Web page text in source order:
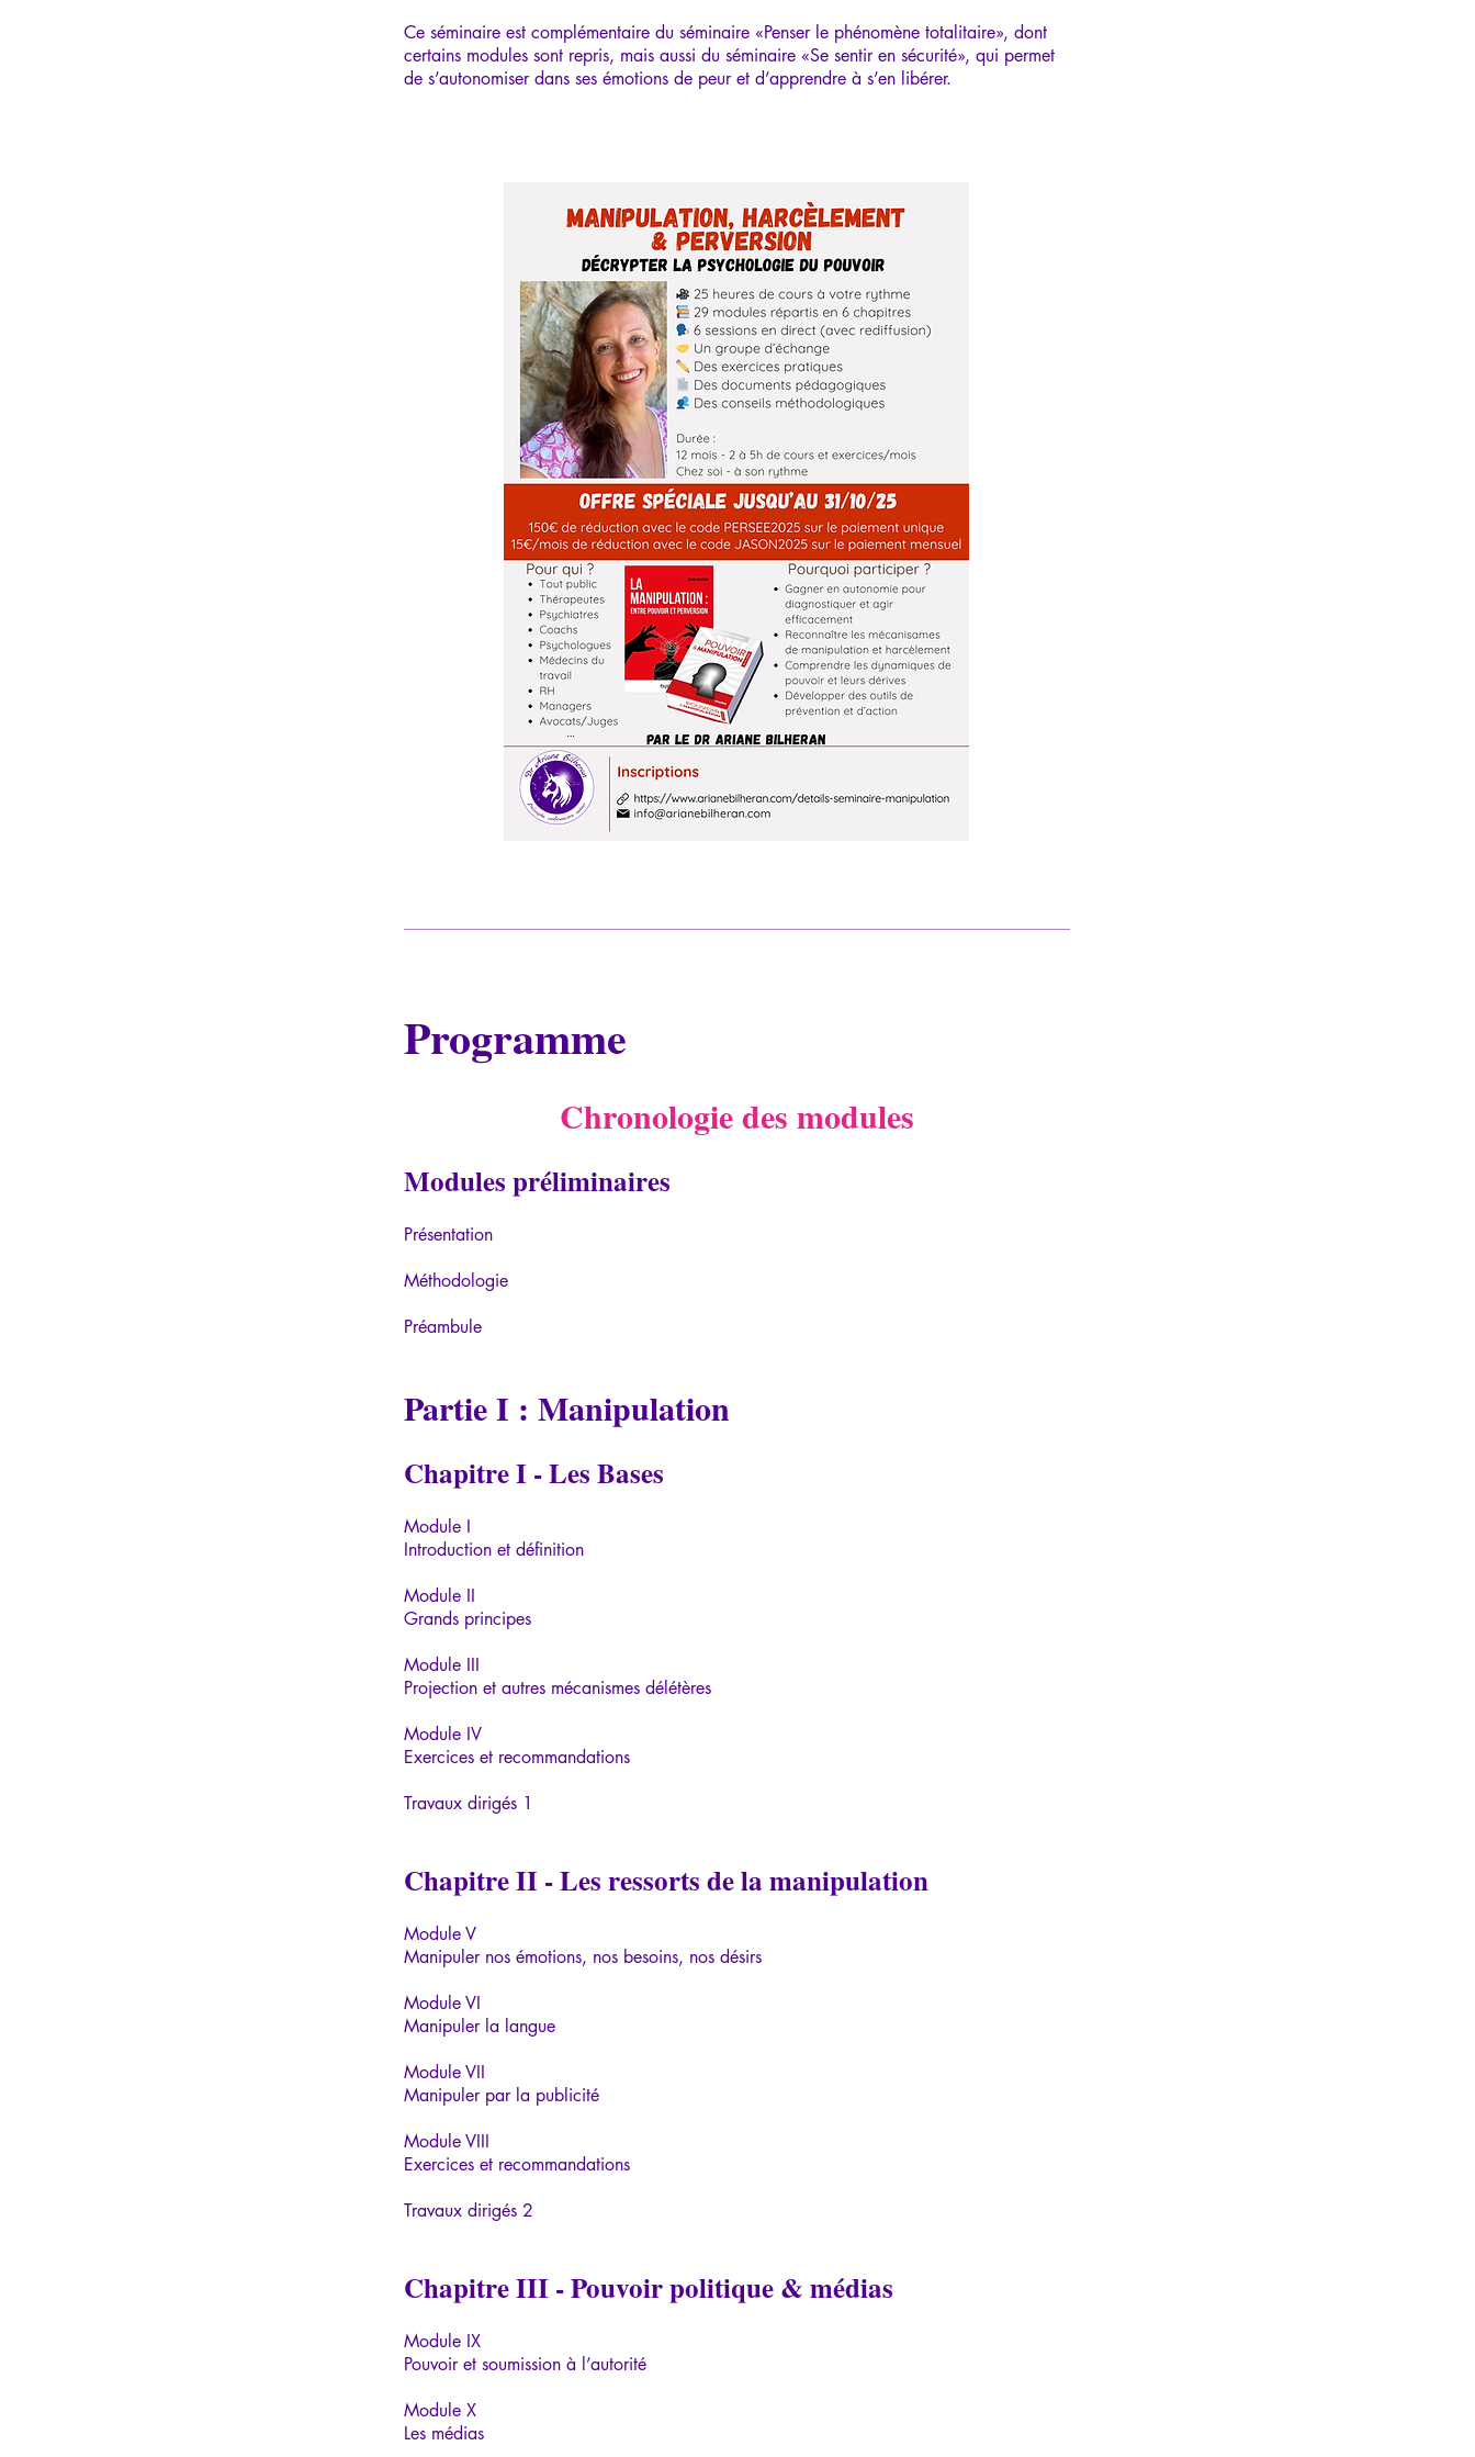
Ce séminaire est complémentaire du séminaire «Penser le phénomène totalitaire», dont
certains modules sont repris, mais aussi du séminaire «Se sentir en sécurité», qui permet
de s’autonomiser dans ses émotions de peur et d’apprendre à s’en libérer.
Programme
Chronologie des modules
Modules préliminaires
Présentation
Méthodologie
Préambule
Partie I : Manipulation
Chapitre I - Les Bases
Module I
Introduction et définition
Module II
Grands principes
Module III
Projection et autres mécanismes délétères
Module IV
Exercices et recommandations
Travaux dirigés 1
Chapitre II - Les ressorts de la manipulation
Module V
Manipuler nos émotions, nos besoins, nos désirs
Module VI
Manipuler la langue
Module VII
Manipuler par la publicité
Module VIII
Exercices et recommandations
Travaux dirigés 2
Chapitre III - Pouvoir politique & médias
Module IX
Pouvoir et soumission à l’autorité
Module X
Les médias